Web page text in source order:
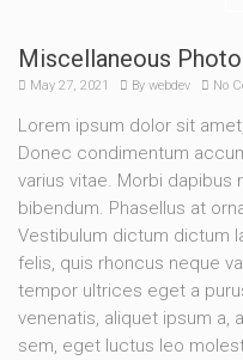
Miscellaneous
May 27, 2021 By webdev No
Lorem ipsum dolor sit
Donec condimentum
varius vitae. Morbi dapibus
bibendum. Phasellus at
Vestibulum dictum dictum
felis, quis rhoncus neque
tempor ultrices eget a
venenatis, aliquet ipsum a,
sem, eget luctus leo